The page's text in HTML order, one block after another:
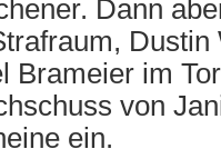
Dann
Dustin
Brameier im
von
ein.